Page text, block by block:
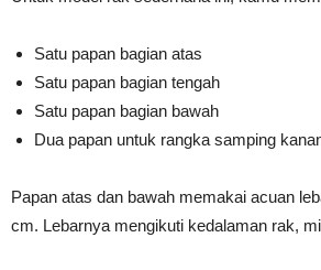
Satu papan bagian atas
Satu papan bagian tengah
Satu papan bagian bawah
Dua papan untuk rangka samping
Papan atas dan bawah memakai acuan
cm. Lebarnya mengikuti kedalaman rak,